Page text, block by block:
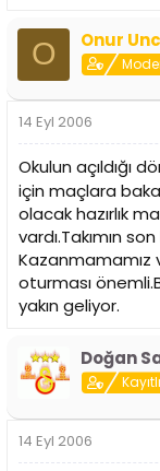
O Onur
14 Eyl 2006
Okulun açıldığı
için maçlara
olacak hazırlık
vardı.Takımın
Kazanmamamız
oturması
yakın geliyor.
Doğan
14 Eyl 2006